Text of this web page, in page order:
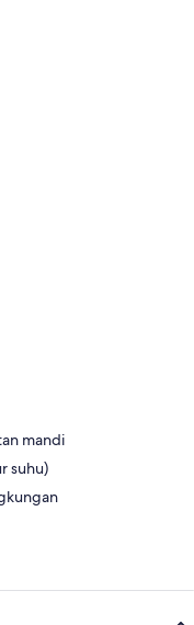
mandi
suhu)